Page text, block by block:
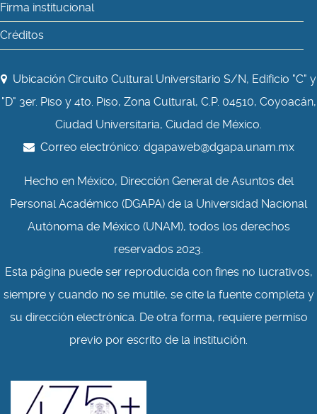
Firma institucional
Créditos
Ubicación Circuito Cultural Universitario S/N, Edificio "C" y
"D" 3er. Piso y 4to. Piso, Zona Cultural, C.P. 04510, Coyoacán,
Ciudad Universitaria, Ciudad de México.
Correo electrónico: dgapaweb@dgapa.unam.mx
Hecho en México, Dirección General de Asuntos del
Personal Académico (DGAPA) de la Universidad Nacional
Autónoma de México (UNAM), todos los derechos
reservados 2023.
Esta página puede ser reproducida con fines no lucrativos,
siempre y cuando no se mutile, se cite la fuente completa y
su dirección electrónica. De otra forma, requiere permiso
previo por escrito de la institución.